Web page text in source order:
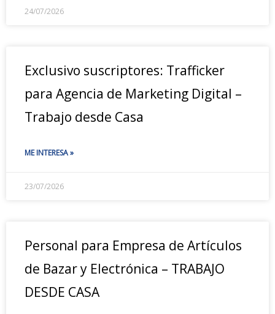
24/07/2026
Exclusivo suscriptores: Trafficker
para Agencia de Marketing Digital –
Trabajo desde Casa
ME INTERESA »
23/07/2026
Personal para Empresa de Artículos
de Bazar y Electrónica – TRABAJO
DESDE CASA